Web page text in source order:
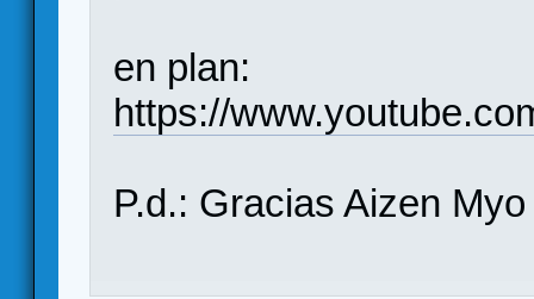
en plan:
https://
P.d.: Gracias Aizen